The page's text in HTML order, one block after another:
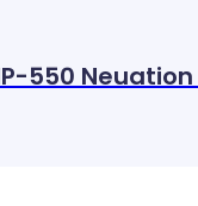
550 Neuation